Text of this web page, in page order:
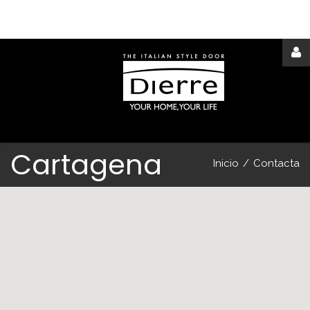
Cartagena Inicio / Contacta
Acceder
registrarse